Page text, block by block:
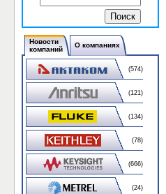
Новости
компаний
О компаниях
(574)
(121)
(134)
(78)
(666)
(24)